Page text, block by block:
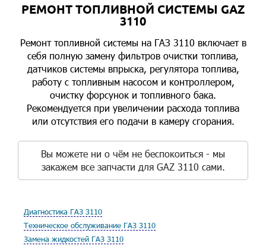
РЕМОНТ ТОПЛИВНОЙ СИСТЕМЫ GAZ
3110
Ремонт топливной системы на ГАЗ 3110 включает в
себя полную замену фильтров очистки топлива,
датчиков системы впрыска, регулятора топлива,
работу с топливным насосом и контроллером,
очистку форсунок и топливного бака.
Рекомендуется при увеличении расхода топлива
или отсутствия его подачи в камеру сгорания.
Вы можете ни о чём не беспокоиться - мы
закажем все запчасти для GAZ 3110 сами.
Диагностика ГАЗ 3110
Техническое обслуживание ГАЗ 3110
Замена жидкостей ГАЗ 3110